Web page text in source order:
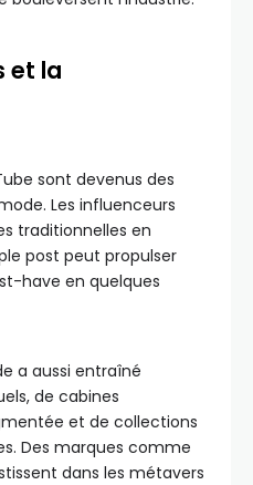
et la
sont devenus des
Les influenceurs
traditionnelles en
post peut propulser
have en quelques
a aussi entraîné
de cabines
et de collections
Des marques comme
dans les métavers